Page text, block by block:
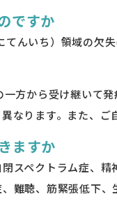
ですか
んいち）領域の欠失
方から受け継いて
なります。また、
ますか
スペクトラム症、
難聴、筋緊張低下